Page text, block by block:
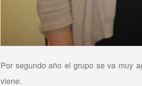
Por segundo año el grupo se va muy
viene.